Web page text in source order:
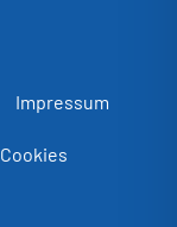
Impressum
Cookies